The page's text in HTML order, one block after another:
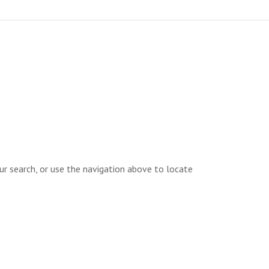
search, or use the navigation above to locate